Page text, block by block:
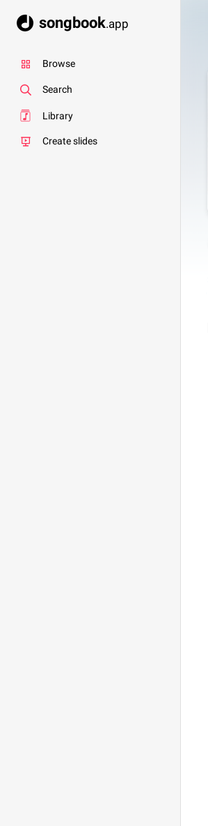
songbook.app
Browse
Search
Library
Create slides